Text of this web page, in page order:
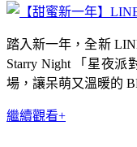
踏入新一年，全新
Starry Night 「星夜
場，讓呆萌又溫暖的
繼續觀看+